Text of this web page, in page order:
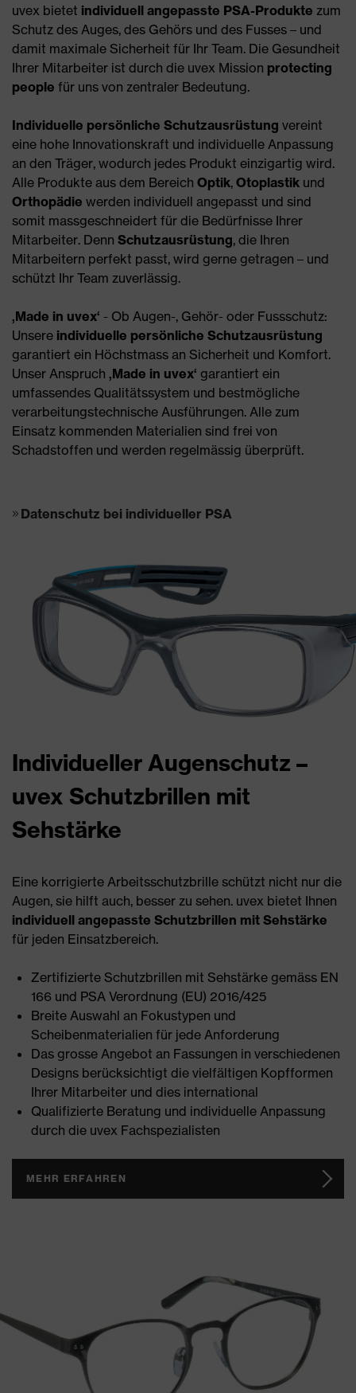
uvex bietet individuell angepasste PSA-Produkte zum
Schutz des Auges, des Gehörs und des Fusses – und
damit maximale Sicherheit für Ihr Team. Die Gesundheit
Ihrer Mitarbeiter ist durch die uvex Mission protecting
people für uns von zentraler Bedeutung.
Individuelle persönliche Schutzausrüstung vereint
eine hohe Innovationskraft und individuelle Anpassung
an den Träger, wodurch jedes Produkt einzigartig wird.
Alle Produkte aus dem Bereich Optik, Otoplastik und
Orthopädie werden individuell angepasst und sind
somit massgeschneidert für die Bedürfnisse Ihrer
Mitarbeiter. Denn Schutzausrüstung, die Ihren
Mitarbeitern perfekt passt, wird gerne getragen – und
schützt Ihr Team zuverlässig.
‚Made in uvex‘ - Ob Augen-, Gehör- oder Fussschutz:
Unsere individuelle persönliche Schutzausrüstung
garantiert ein Höchstmass an Sicherheit und Komfort.
Unser Anspruch ‚Made in uvex‘ garantiert ein
umfassendes Qualitätssystem und bestmögliche
verarbeitungstechnische Ausführungen. Alle zum
Einsatz kommenden Materialien sind frei von
Schadstoffen und werden regelmässig überprüft.
Datenschutz bei individueller PSA
Individueller Augenschutz –
uvex Schutzbrillen mit
Sehstärke
Eine korrigierte Arbeitsschutzbrille schützt nicht nur die
Augen, sie hilft auch, besser zu sehen. uvex bietet Ihnen
individuell angepasste Schutzbrillen mit Sehstärke
für jeden Einsatzbereich.
Zertifizierte Schutzbrillen mit Sehstärke gemäss EN
166 und PSA Verordnung (EU) 2016/425
Breite Auswahl an Fokustypen und
Scheibenmaterialien für jede Anforderung
Das grosse Angebot an Fassungen in verschiedenen
Designs berücksichtigt die vielfältigen Kopfformen
Ihrer Mitarbeiter und dies international
Qualifizierte Beratung und individuelle Anpassung
durch die uvex Fachspezialisten
MEHR ERFAHREN